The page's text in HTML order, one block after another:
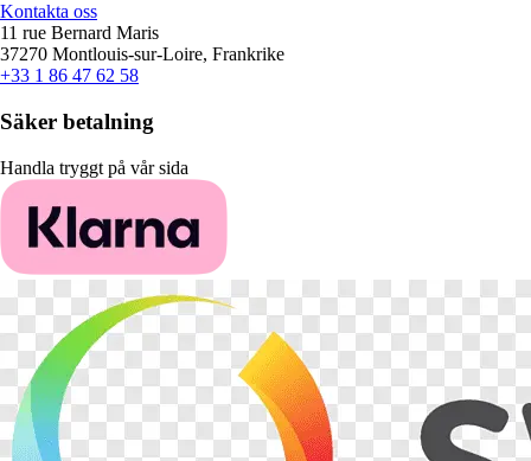
Kontakta oss
11 rue Bernard Maris
37270 Montlouis-sur-Loire, Frankrike
+33 1 86 47 62 58
Säker betalning
Handla tryggt på vår sida